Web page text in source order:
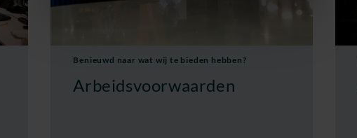
Benieuwd naar wat wij te bieden hebben?
Arbeidsvoorwaarden